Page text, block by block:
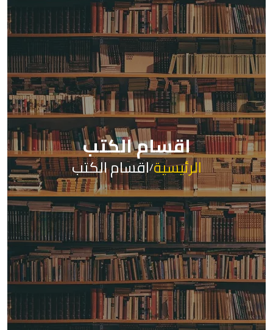
اقسام الكتب
الرئيسية/اقسام الكتب